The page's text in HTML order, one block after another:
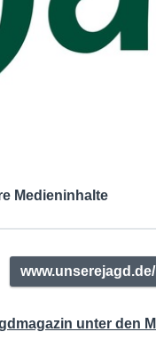
Medieninhalte
www.unserejagd.de/
unter den